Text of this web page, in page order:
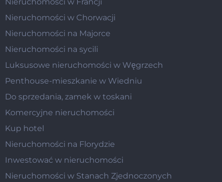
Nieruchomości w Chorwacji
Nieruchomości na Majorce
Nieruchomości na sycili
Luksusowe nieruchomości w Węgrzech
Penthouse-mieszkanie w Wiedniu
Do sprzedania, zamek w toskani
Komercyjne nieruchomości
Kup hotel
Nieruchomości na Florydzie
Inwestować w nieruchomości
Nieruchomości w Stanach Zjednoczonych